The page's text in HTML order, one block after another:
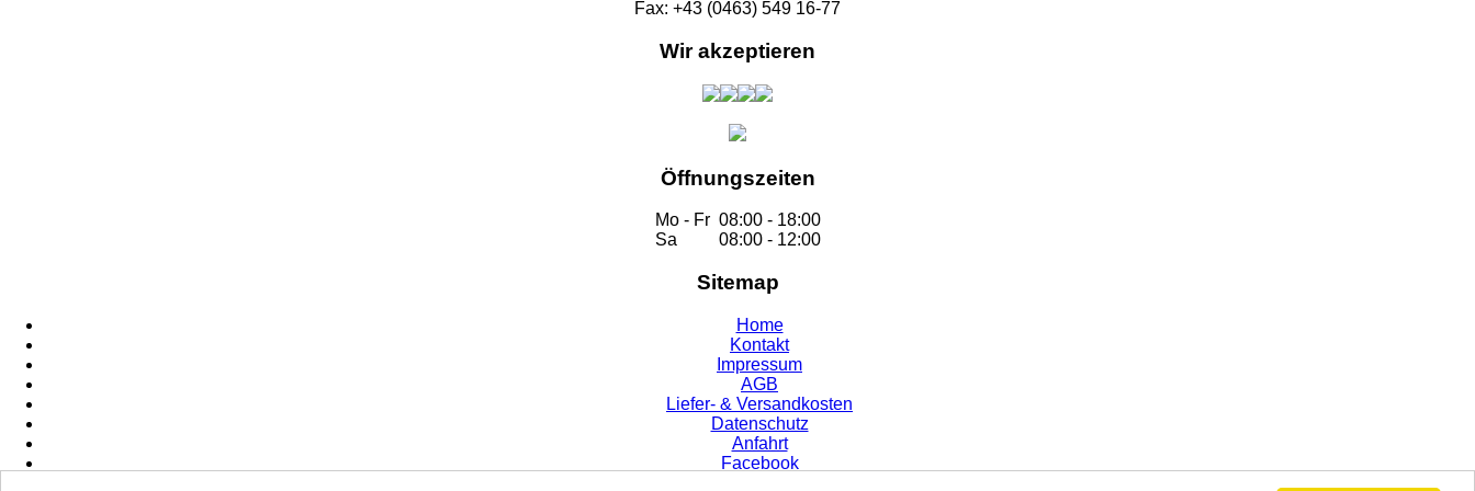
Fax: +43 (0463) 549 16-77
Wir akzeptieren
Öffnungszeiten
Mo - Fr 08:00 - 18:00
Sa
08:00 - 12:00
Sitemap
Home
Kontakt
Impressum
AGB
Liefer- & Versandkosten
Datenschutz
Anfahrt
Facebook